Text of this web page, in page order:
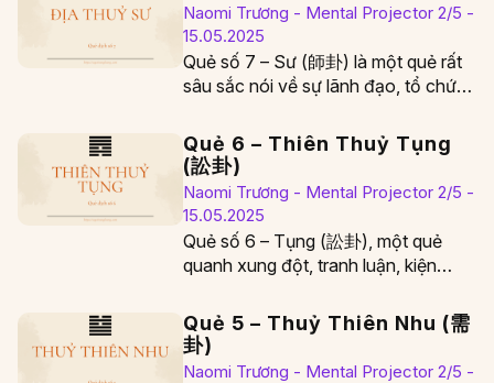
Naomi Trương - Mental Projector 2/5 -
15.05.2025
Quẻ số 7 – Sư (師卦) là một quẻ rất
sâu sắc nói về sự lãnh đạo, tổ chức
Quẻ 6 – Thiên Thuỷ Tụng
(訟卦)
Naomi Trương - Mental Projector 2/5 -
15.05.2025
Quẻ số 6 – Tụng (訟卦), một quẻ
quanh xung đột, tranh luận, kiện
Quẻ 5 – Thuỷ Thiên Nhu (需
卦)
Naomi Trương - Mental Projector 2/5 -